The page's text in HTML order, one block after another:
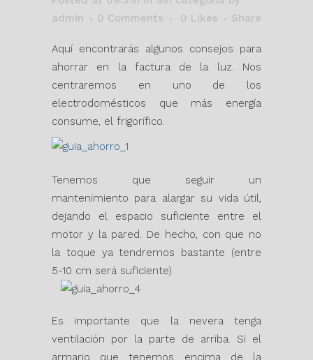
admin
0 Comments 0 Likes Share
Aquí encontrarás algunos consejos para
ahorrar en la factura de la luz. Nos
centraremos en uno de los
electrodomésticos que más energía
consume, el frigorífico.
Tenemos que seguir un
mantenimiento para alargar su vida útil,
dejando el espacio suficiente entre el
motor y la pared. De hecho, con que no
la toque ya tendremos bastante (entre
5-10 cm será suficiente).
Es importante que la nevera tenga
ventilación por la parte de arriba. Si el
armario que tenemos encima de la